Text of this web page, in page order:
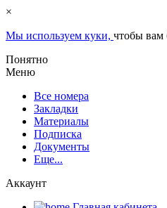
×
Мы используем куки, чтобы вам
Понятно
Меню
Все номера
Закладки
Материалы
Подписка
Документы
Еще...
Аккаунт